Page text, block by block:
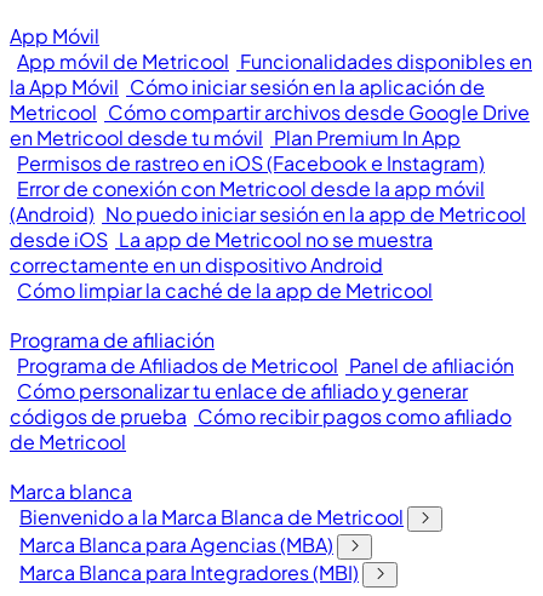
App Móvil
App móvil de Metricool Funcionalidades disponibles en
la App Móvil Cómo iniciar sesión en la aplicación de
Metricool Cómo compartir archivos desde Google Drive
en Metricool desde tu móvil Plan Premium In App
Permisos de rastreo en iOS (Facebook e Instagram)
Error de conexión con Metricool desde la app móvil
(Android) No puedo iniciar sesión en la app de Metricool
desde iOS La app de Metricool no se muestra
correctamente en un dispositivo Android
Cómo limpiar la caché de la app de Metricool
Programa de afiliación
Programa de Afiliados de Metricool Panel de afiliación
Cómo personalizar tu enlace de afiliado y generar
códigos de prueba Cómo recibir pagos como afiliado
de Metricool
Marca blanca
Bienvenido a la Marca Blanca de Metricool
Marca Blanca para Agencias (MBA)
Marca Blanca para Integradores (MBI)